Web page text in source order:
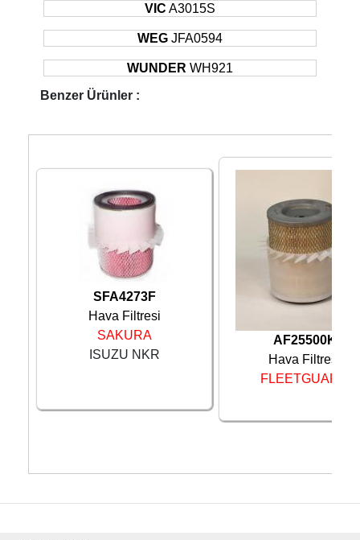
VIC A3015S
WEG JFA0594
WUNDER WH921
Benzer Ürünler :
SFA4273F
Hava Filtresi
SAKURA
ISUZU NKR
AF25500K
Hava Filtresi
FLEETGUARD